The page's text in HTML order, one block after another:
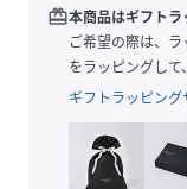
【注意事項】
■本品は
■用途以外の目的
■誤飲に注意して
合は、直ぐに口内
redeem本商品はギフトラ
ご希望の際は、
をラッピングして
ギフトラッピン